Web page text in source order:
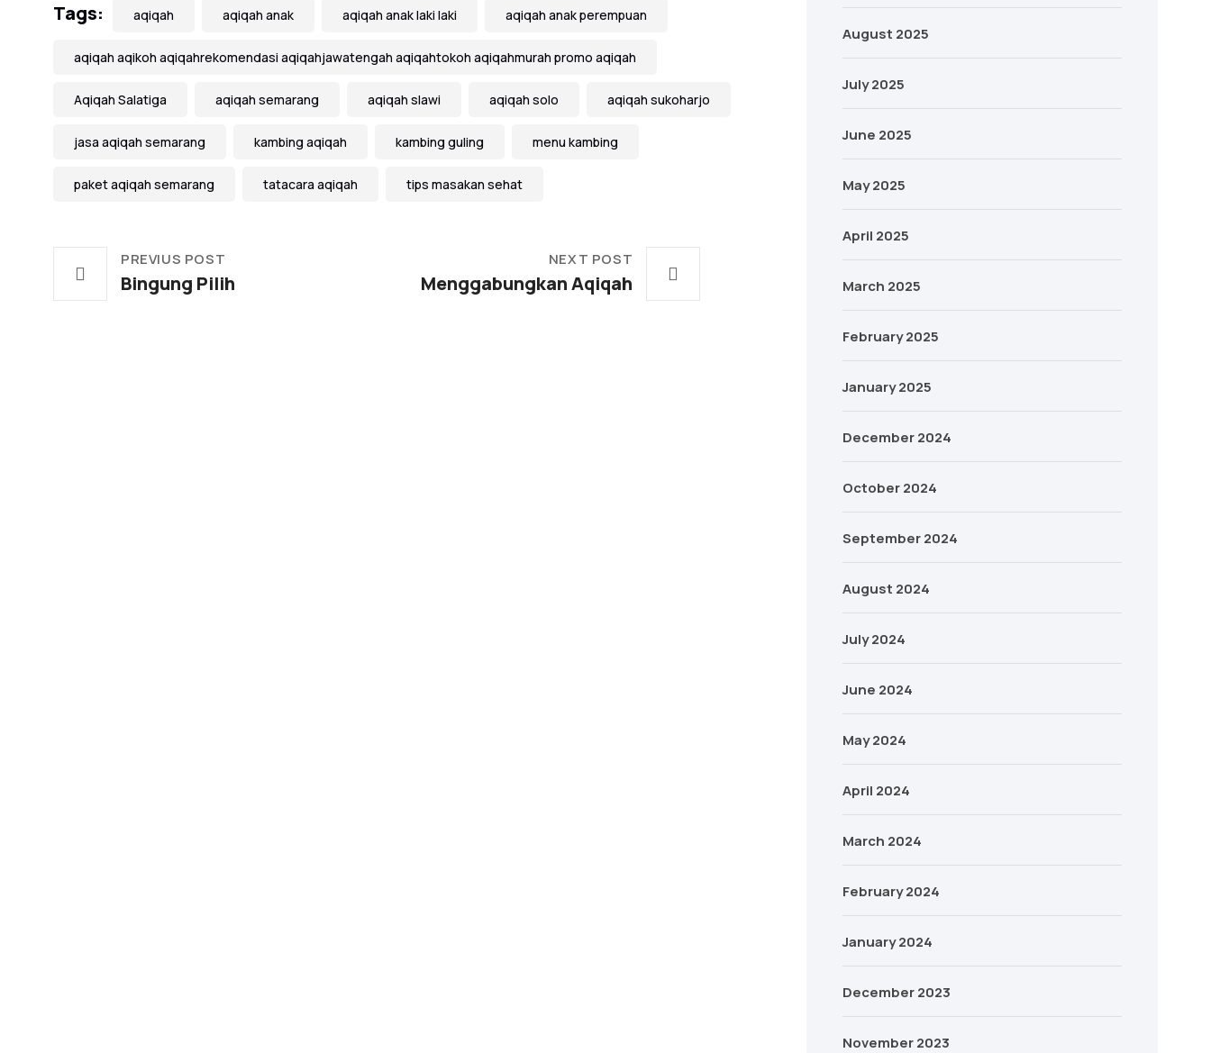
Tags: aqiqah aqiqah anak aqiqah anak laki laki aqiqah anak perempuan
aqiqah aqikoh aqiqahrekomendasi aqiqahjawatengah aqiqahtokoh aqiqahmurah promo aqiqah
Aqiqah Salatiga aqiqah semarang aqiqah slawi aqiqah solo aqiqah sukoharjo
jasa aqiqah semarang kambing aqiqah kambing guling menu kambing
paket aqiqah semarang tatacara aqiqah tips masakan sehat
PREVIUS POST
Bingung Pilih
NEXT POST
Menggabungkan Aqiqah
August 2025
July 2025
June 2025
May 2025
April 2025
March 2025
February 2025
January 2025
December 2024
October 2024
September 2024
August 2024
July 2024
June 2024
May 2024
April 2024
March 2024
February 2024
January 2024
December 2023
November 2023